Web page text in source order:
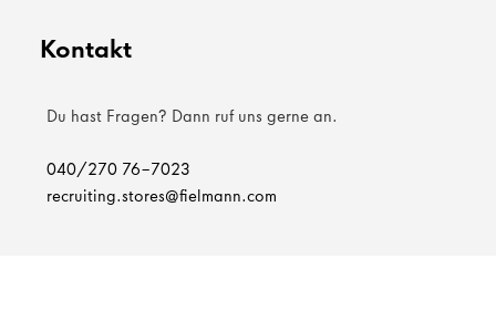
Kontakt
Du hast Fragen? Dann ruf uns gerne an.
040/270 76-7023
recruiting.stores@fielmann.com